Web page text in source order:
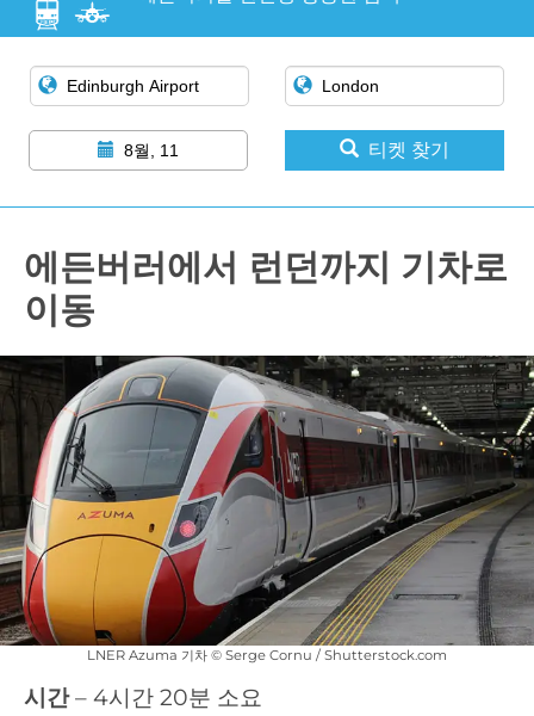
8월, 11 티켓 찾기
에든버러에서 런던까지 기차로
이동
LNER Azuma 기차 © Serge Cornu / Shutterstock.com
시간– 4시간 20분 소요